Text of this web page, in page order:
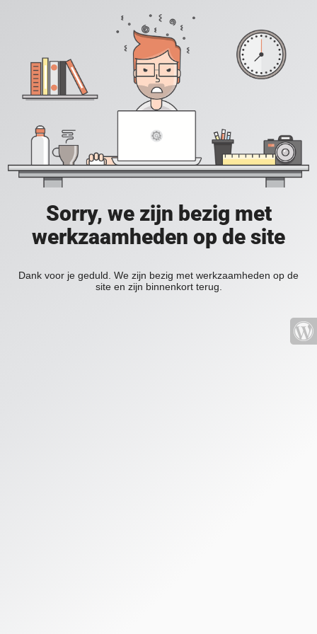
Sorry, we zijn bezig met
werkzaamheden op de site
Dank voor je geduld. We zijn bezig met werkzaamheden op de
site en zijn binnenkort terug.